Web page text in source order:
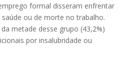
formal disseram enfrentar
ou de morte no trabalho.
metade desse grupo (43,2%)
por insalubridade ou